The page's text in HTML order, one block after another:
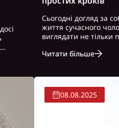
Сьогодні догляд за
життя сучасного
виглядати не тільки
доглянутий
Читати більше
08.08.2025